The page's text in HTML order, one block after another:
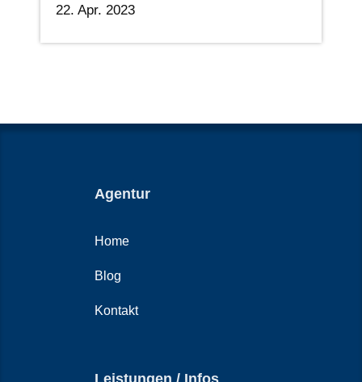
22. Apr. 2023
Agentur
Home
Blog
Kontakt